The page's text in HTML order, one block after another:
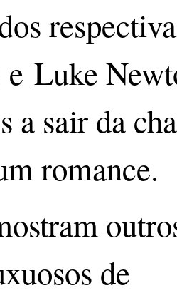
Luke
a sair da
romance.
de